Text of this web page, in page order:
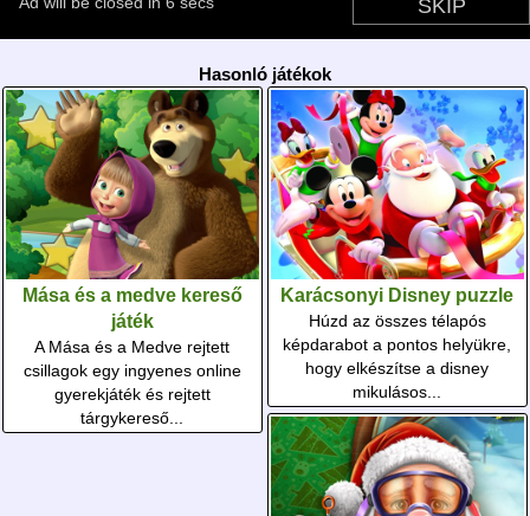
Hasonló játékok
Mása és a medve kereső
játék
A Mása és a Medve rejtett
csillagok egy ingyenes online
gyerekjáték és rejtett
tárgykereső...
Karácsonyi Disney puzzle
Húzd az összes télapós
képdarabot a pontos helyükre,
hogy elkészítse a disney
mikulásos...